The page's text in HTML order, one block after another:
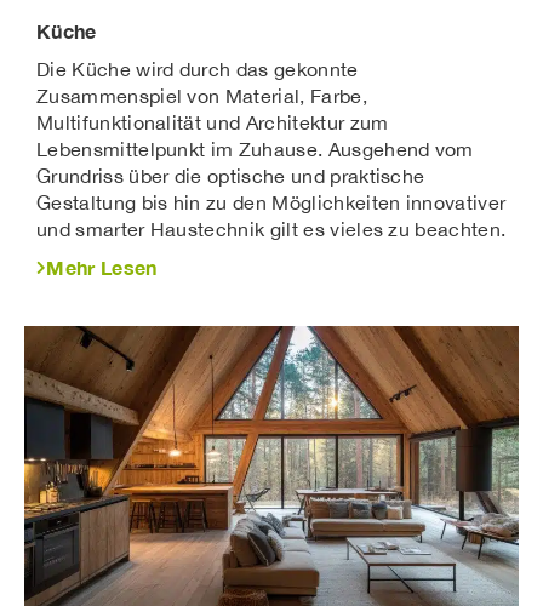
Küche
Die Küche wird durch das gekonnte
Zusammenspiel von Material, Farbe,
Multifunktionalität und Architektur zum
Lebensmittelpunkt im Zuhause. Ausgehend vom
Grundriss über die optische und praktische
Gestaltung bis hin zu den Möglichkeiten innovativer
und smarter Haustechnik gilt es vieles zu beachten.
Mehr Lesen